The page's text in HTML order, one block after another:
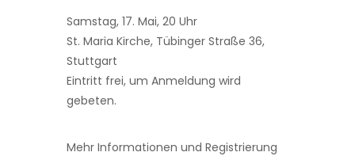
Samstag, 17. Mai, 20 Uhr
St. Maria Kirche, Tübinger Straße 36,
Stuttgart
Eintritt frei, um Anmeldung wird
gebeten.
Mehr Informationen und Registrierung